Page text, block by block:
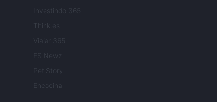
Investindo 365
Think.es
Viajar 365
ES Newz
Pet Story
Encocina